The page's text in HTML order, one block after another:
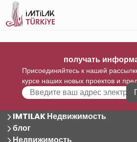
получать
Присоединяйтесь к нашей
курсе наших новых проектов и
IMTILAK Недвижимость
блог